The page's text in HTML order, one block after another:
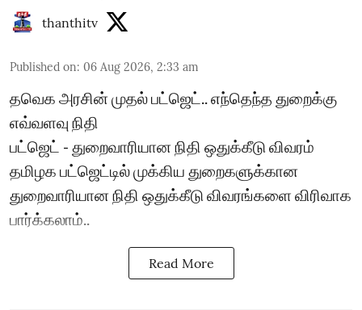
thanthitv
Published on: 06 Aug 2026, 2:33 am
தவெக அரசின் முதல் பட்ஜெட்.. எந்தெந்த துறைக்கு
எவ்வளவு நிதி
பட்ஜெட் - துறைவாரியான நிதி ஒதுக்கீடு விவரம்
தமிழக பட்ஜெட்டில் முக்கிய துறைகளுக்கான
துறைவாரியான நிதி ஒதுக்கீடு விவரங்களை விரிவாக
பார்க்கலாம்..
Read More